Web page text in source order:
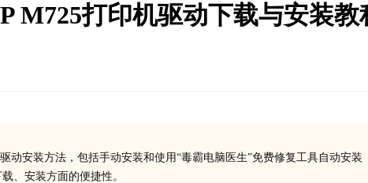
M725打印机驱动下载与安装
动安装方法，包括手动安装和使用“毒霸电脑医生”免费修复工具自动安装
、安装方面的便捷性。